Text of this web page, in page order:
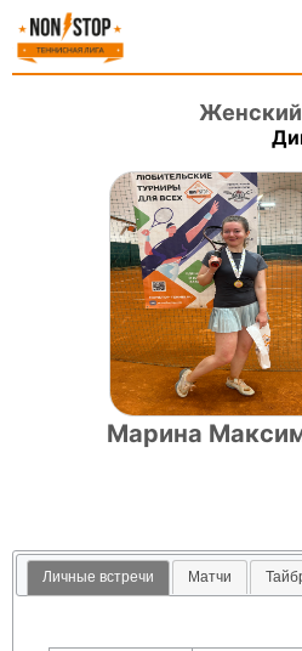
Марина
Личные встречи Матчи